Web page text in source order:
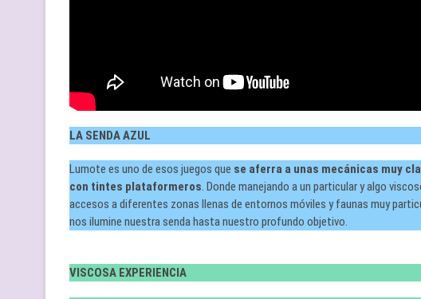
LA SENDA AZUL
Lumote es uno de esos juegos que se aferra a unas mecánicas muy
con tintes plataformeros. Donde manejando a un particular y algo
accesos a diferentes zonas llenas de entornos móviles y faunas muy
nos ilumine nuestra senda hasta nuestro profundo objetivo.
VISCOSA EXPERIENCIA